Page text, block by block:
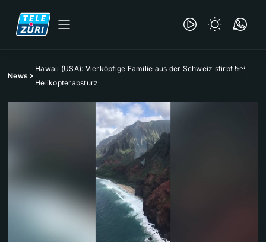
News
Hawaii (USA): Vierköpfige Familie aus der Schweiz stirbt bei
Helikopterabsturz